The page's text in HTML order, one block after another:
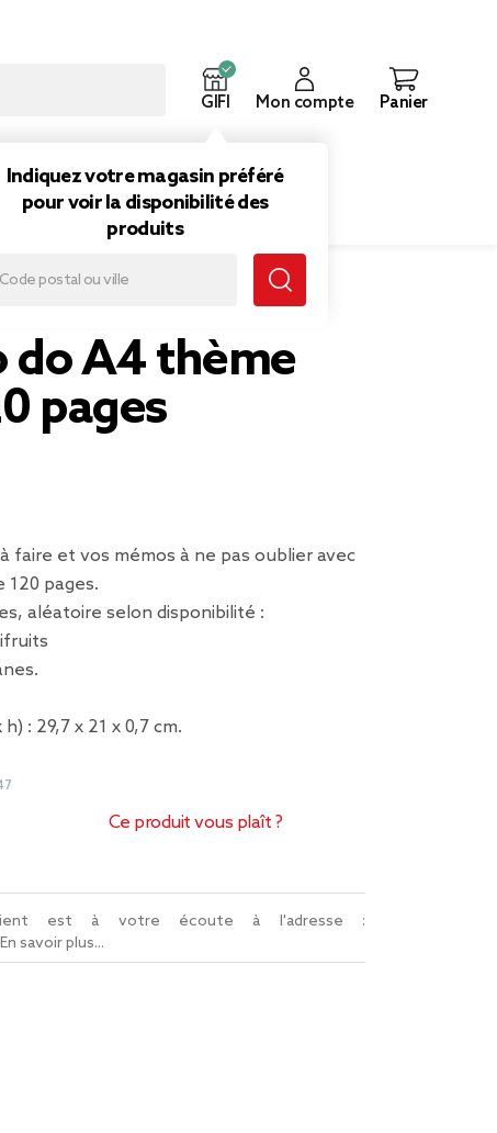
GIFI
Indiquez votre magasin préféré
pour voir la disponibilité des
produits
Mon compte Panier
do A4 thème
pages
faire et vos mémos à ne pas oublier avec
120 pages.
aléatoire selon disponibilité :
: 29,7 x 21 x 0,7 cm.
Ce produit vous plaît ?
est à votre écoute à l'adresse :
En savoir plus...